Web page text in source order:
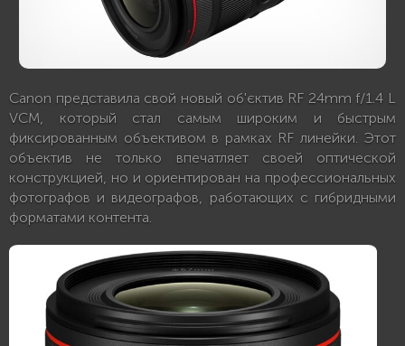
Canon представила свой новый об'єктив RF 24mm f/1.4 L
VCM, который стал самым широким и быстрым
фиксированным объективом в рамках RF линейки. Этот
объектив не только впечатляет своей оптической
конструкцией, но и ориентирован на профессиональных
фотографов и видеографов, работающих с гибридными
форматами контента.